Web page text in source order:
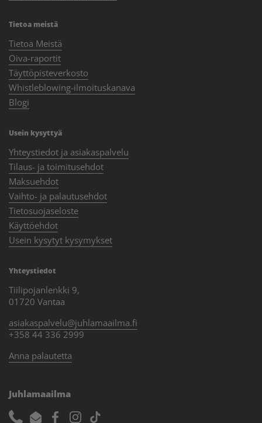
Tietoa meistä
Tietoa Meistä
Oiva-raportit
Täyttöpisteverkosto
Whistleblowing-ilmoituskanava
Blogi
Usein kysyttyä
Yhteystiedot ja asiakaspalvelu
Tilaus- ja toimitusehdot
Maksuehdot
Vaihto- ja palautusehdot
Tietosuojaseloste
Käyttöehdot
Usein kysytyt kysymykset
Yhteystiedot
Tiilipojanlenkki 9,
01720 Vantaa
asiakaspalvelu@juhlamaailma.fi
+358 44 336 2999
Anna palautetta
Juhlamaailma